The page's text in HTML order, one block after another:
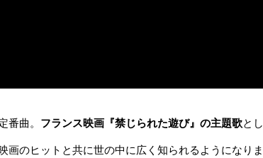
番曲。 フランス映画『禁じられた遊び』の主題歌とし
画のヒットと共に世の中に広く知られるようになりま